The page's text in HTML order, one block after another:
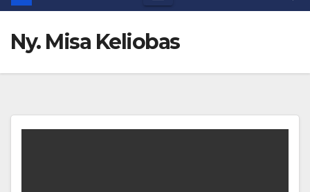
Ny. Misa Keliobas